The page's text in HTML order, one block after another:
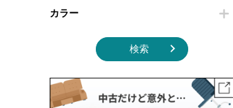
カラー
検索